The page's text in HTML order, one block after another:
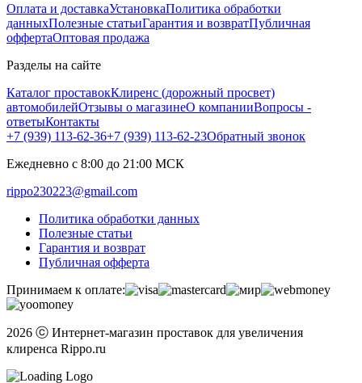
Оплата и доставкаУстановкаПолитика обработки
данныхПолезные статьиГарантия и возвратПубличная
оффертаОптовая продажа
Разделы на сайте
Каталог проставокКлиренс (дорожный просвет)
автомобилейОтзывы о магазинеО компанииВопросы -
ответыКонтакты
+7 (939) 113-62-36+7 (939) 113-62-23Обратный звонок
Ежедневно с 8:00 до 21:00 МСК
rippo230223@gmail.com
Политика обработки данных
Полезные статьи
Гарантия и возврат
Публичная офферта
Принимаем к оплате:
2026 ⓒ Интернет-магазин проставок для увеличения
клиренса Rippo.ru